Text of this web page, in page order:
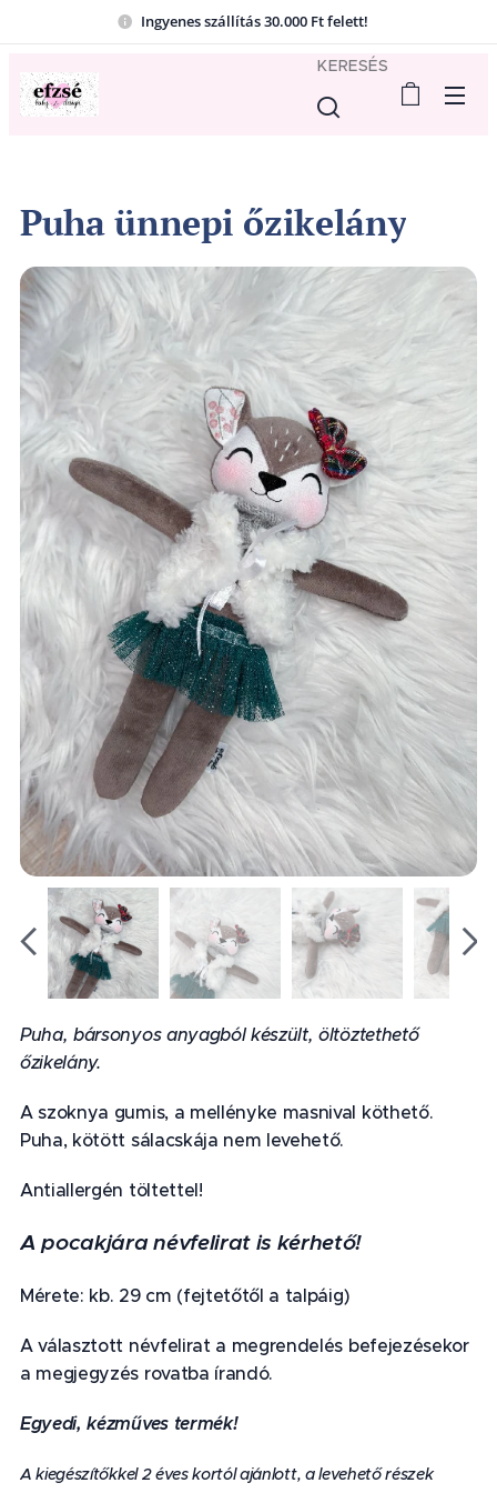
Ingyenes szállítás 30.000 Ft felett!
KERESÉS
Puha ünnepi őzikelány
Puha, bársonyos anyagból készült, öltöztethető
őzikelány.
A szoknya gumis, a mellényke masnival köthető.
Puha, kötött sálacskája nem levehető.
Antiallergén töltettel!
A pocakjára névfelirat is kérhető!
Mérete: kb. 29 cm (fejtetőtől a talpáig)
A választott névfelirat a megrendelés befejezésekor
a megjegyzés rovatba írandó.
Egyedi, kézműves termék!
A kiegészítőkkel 2 éves kortól ajánlott, a levehető részek